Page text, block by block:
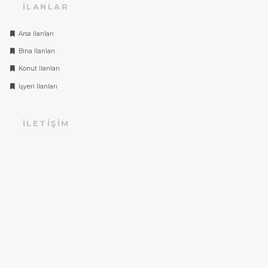
İLANLAR
Arsa İlanları
Bina İlanları
Konut İlanları
İşyeri İlanları
İLETIŞIM